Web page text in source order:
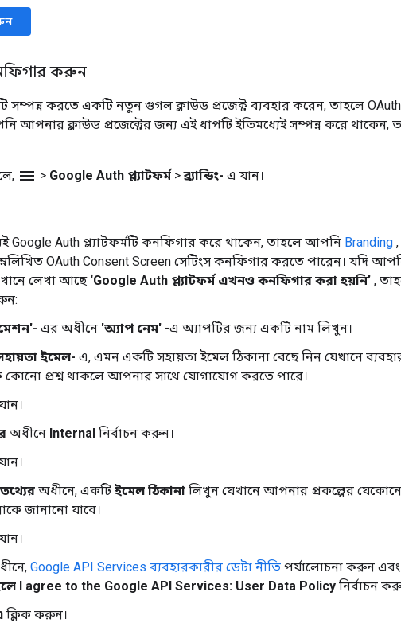
করুন
সম্পন্ন করতে একটি নতুন গুগল ক্লাউড প্রজেক্ট ব্যবহার করেন, তাহলে OAuth
ক্লাউড প্রজেক্টের জন্য এই ধাপটি ইতিমধ্যেই সম্পন্ন করে থাকেন,
menu > Google Auth প্ল্যাটফর্ম > ব্র্যান্ডিং- এ যান।
Google Auth প্ল্যাটফর্মটি কনফিগার করে থাকেন, তাহলে আপনি Branding ,
OAuth Consent Screen সেটিংস কনফিগার করতে পারেন। যদি
লেখা আছে ‘Google Auth প্ল্যাটফর্ম এখনও কনফিগার করা হয়নি’ ,
এর অধীনে 'অ্যাপ নেম' -এ অ্যাপটির জন্য একটি নাম লিখুন।
ইমেল- এ, এমন একটি সহায়তা ইমেল ঠিকানা বেছে নিন যেখানে
কোনো প্রশ্ন থাকলে আপনার সাথে যোগাযোগ করতে পারে।
অধীনে Internal নির্বাচন করুন।
অধীনে, একটি ইমেল ঠিকানা লিখুন যেখানে আপনার প্রকল্পের
জানানো যাবে।
Google API Services ব্যবহারকারীর ডেটা নীতি পর্যালোচনা করুন
I agree to the Google API Services: User Data Policy নির্বাচন
ক্লিক করুন।